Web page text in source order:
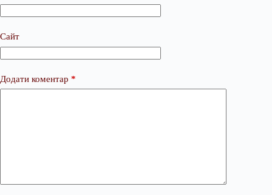
Сайт
Додати коментар *